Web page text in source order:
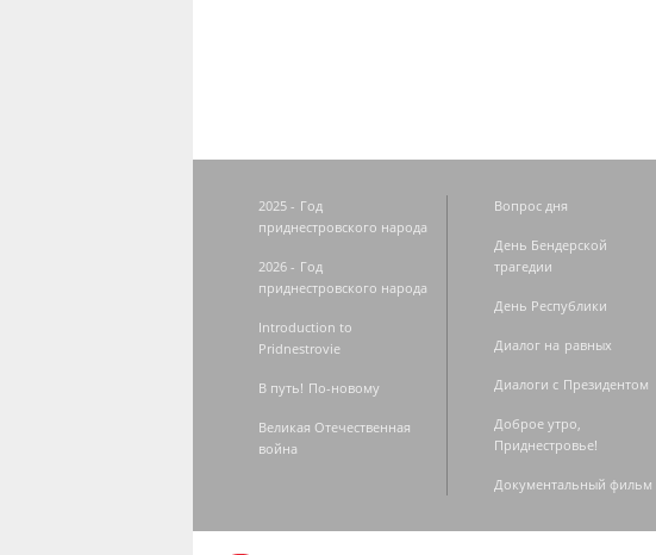
2025 - Год
приднестровского народа
2026 - Год
приднестровского народа
Introduction to
Pridnestrovie
В путь! По-новому
Великая Отечественная
война
Вопрос дня
День Бендерской
трагедии
День Республики
Диалог на равных
Диалоги с Президентом
Доброе утро,
Приднестровье!
Документальный фильм